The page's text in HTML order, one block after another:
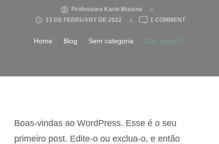
Professora Karin Mozena
13 DE FEBRUARY DE 2022
1 COMMENT
Home Blog Sem categoria Olá, mundo!
Boas-vindas ao WordPress. Esse é o seu
primeiro post. Edite-o ou exclua-o, e então